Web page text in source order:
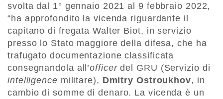
svolta dal 1° gennaio 2021 al 9 febbraio 2022,
“ha approfondito la vicenda riguardante il
capitano di fregata Walter Biot, in servizio
presso lo Stato maggiore della difesa, che ha
trafugato documentazione classificata
consegnandola all’officerdel GRU (Servizio di
intelligence militare), Dmitry Ostroukhov, in
cambio di somme di denaro. La vicenda è un